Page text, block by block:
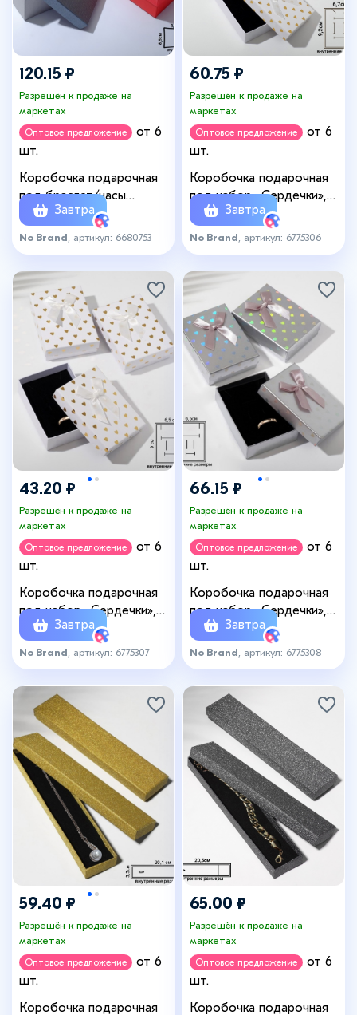
120.15 ₽
Разрешён к продаже на
маркетах
Оптовое предложение
от 6
шт.
Коробочка подарочная
под браслет/часы
«Плетёнка», 9×9 (размер
полезной части 8,5×8,5
см), цвет МИКС
Завтра
No Brand , артикул: 6680753
60.75 ₽
Разрешён к продаже на
маркетах
Оптовое предложение
от 6
шт.
Коробочка подарочная
под набор «Сердечки»,
7×10, цвет МИКС
Завтра
No Brand , артикул: 6775306
43.20 ₽
Разрешён к продаже на
маркетах
Оптовое предложение
от 6
шт.
Коробочка подарочная
под набор «Сердечки»,
7×10 (размер полезной
части 6,5×9см), цвет
Завтра
No Brand , артикул: 6775307
66.15 ₽
Разрешён к продаже на
маркетах
Оптовое предложение
от 6
шт.
Коробочка подарочная
под набор «Сердечки»,
7×9,5 (размер полезной
части 6,5×9см), цвет
Завтра
No Brand , артикул: 6775308
59.40 ₽
Разрешён к продаже на
маркетах
Оптовое предложение
от 6
шт.
Коробочка подарочная
65.00 ₽
Разрешён к продаже на
маркетах
Оптовое предложение
от 6
шт.
Коробочка подарочная